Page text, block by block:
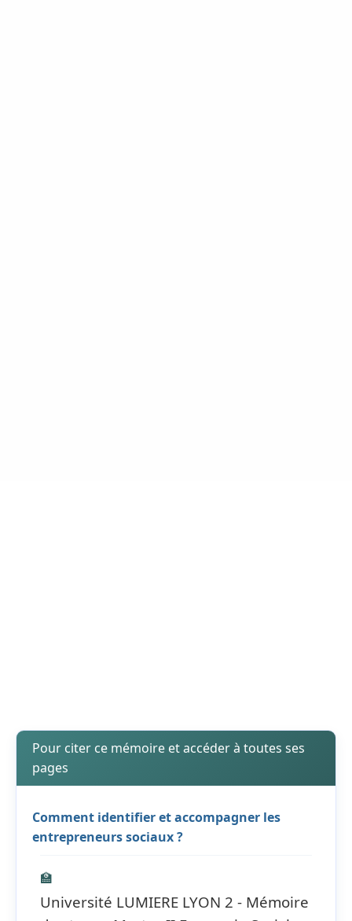
Pour citer ce mémoire et accéder à toutes ses
pages
Comment identifier et accompagner les
entrepreneurs sociaux ?
🏫
Université LUMIERE LYON 2 - Mémoire